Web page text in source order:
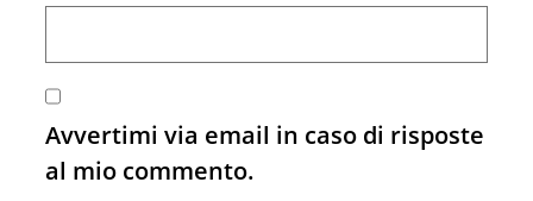
Avvertimi via email in caso di risposte
al mio commento.